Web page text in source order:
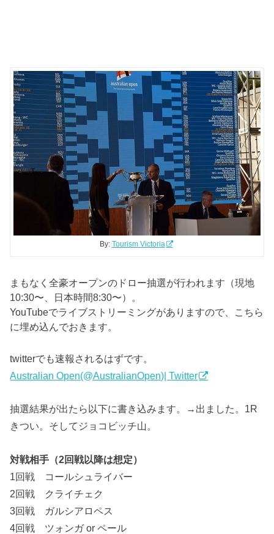
By: Tourism Victoria
まもなく全豪オープンのドロー抽選が行われます（現地
10:30〜、日本時間8:30〜）。
YouTubeでライブストリーミングがありますので、こちら
に埋め込んでおきます。
twitterでも速報されるはずです。
Australian Open(@AustralianOpen)| Twitter
抽選結果が出たら以下に書き込みます。→出ました。1R
きつい。そしてジョコビッチ山。
対戦相手（2回戦以降は想定）
1回戦 コールシュライバー
2回戦 クライチェク
3回戦 ガルシアロペス
4回戦 ツォンガ or ペール